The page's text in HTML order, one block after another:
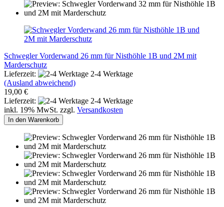
Schwegler Vorderwand 26 mm für Nisthöhle 1B und 2M mit
Marderschutz
Lieferzeit:
2-4 Werktage
(Ausland abweichend)
19,00 €
Lieferzeit:
2-4 Werktage
inkl. 19% MwSt. zzgl. Versandkosten
In den Warenkorb